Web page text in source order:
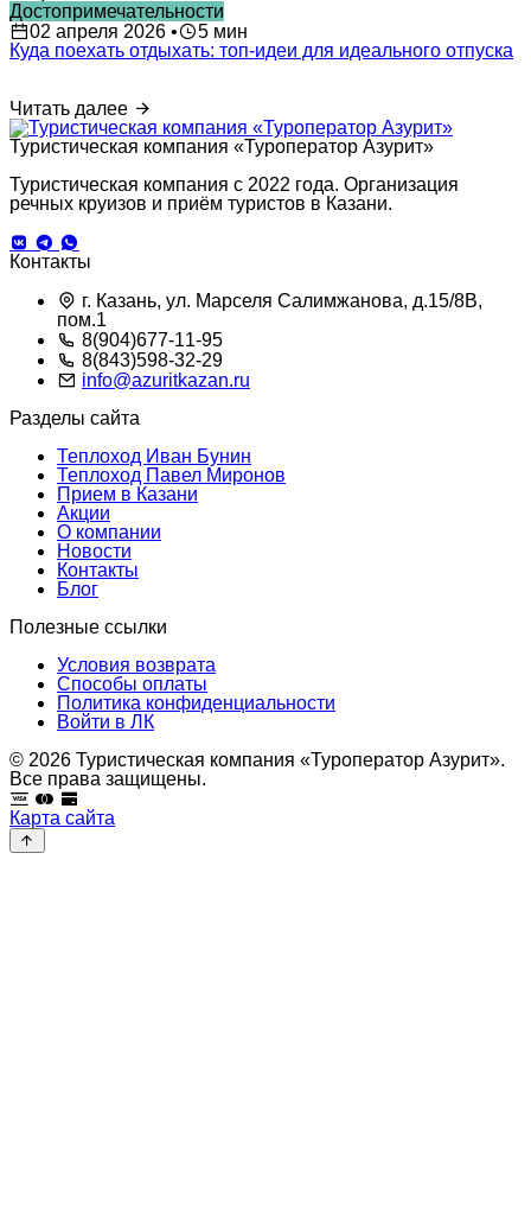
Достопримечательности
02 апреля 2026 •
5 мин
Куда поехать отдыхать: топ-идеи для идеального отпуска
Читать далее
Туристическая компания «Туроператор Азурит»
Туристическая компания с 2022 года. Организация
речных круизов и приём туристов в Казани.
Контакты
г. Казань, ул. Марселя Салимжанова, д.15/8В,
пом.1
8(904)677-11-95
8(843)598-32-29
info@azuritkazan.ru
Разделы сайта
Теплоход Иван Бунин
Теплоход Павел Миронов
Прием в Казани
Акции
О компании
Новости
Контакты
Блог
Полезные ссылки
Условия возврата
Способы оплаты
Политика конфиденциальности
Войти в ЛК
© 2026 Туристическая компания «Туроператор Азурит».
Все права защищены.
Карта сайта